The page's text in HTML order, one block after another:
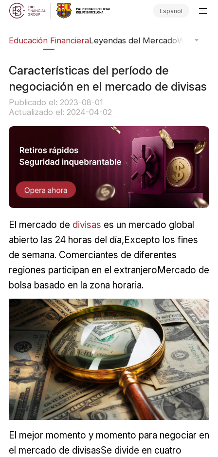
Español
Educación FinancieraLeyendas del MercadoWebinars
Características del período de
negociación en el mercado de divisas
Publicado el: 2023-08-01
Actualizado el: 2024-04-02
El mercado de divisas es un mercado global
abierto las 24 horas del día,Excepto los fines
de semana. Comerciantes de diferentes
regiones participan en el extranjeroMercado de
bolsa basado en la zona horaria.
El mejor momento y momento para negociar en
el mercado de divisasSe divide en cuatro